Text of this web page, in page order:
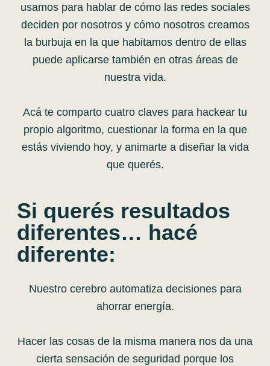
usamos para hablar de cómo las redes sociales
deciden por nosotros y cómo nosotros creamos
la burbuja en la que habitamos dentro de ellas
puede aplicarse también en otras áreas de
nuestra vida.
Acá te comparto cuatro claves para hackear tu
propio algoritmo, cuestionar la forma en la que
estás viviendo hoy, y animarte a diseñar la vida
que querés.
Si querés resultados
diferentes… hacé
diferente:
Nuestro cerebro automatiza decisiones para
ahorrar energía.
Hacer las cosas de la misma manera nos da una
cierta sensación de seguridad porque los